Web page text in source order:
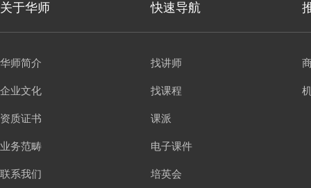
关于华师 快速导航
华师简介
企业文化
资质证书
业务范畴
联系我们
找讲师
找课程
课派
电子课件
培英会